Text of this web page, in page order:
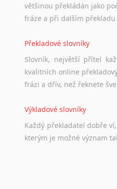
většinou překládán jako
fráze a při dalším
Překladové slovníky
Slovník, největší přítel
kvalitních online
frázi a dřív, než řeknete
Výkladové slovníky
Každý překladatel dobře ví,
kterým je možné význam